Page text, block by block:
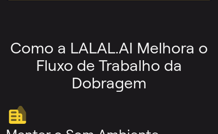
Como a LALAL.AI Melhora o
Fluxo de Trabalho da
Dobragem